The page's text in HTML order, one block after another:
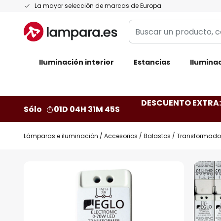
La mayor selección de marcas de Europa
Ir
contenido
Buscar
un
categoría,
Iluminación interior Estancias
Sólo 01D 04H 31M 44S
DESCUENTO
Lámparas e iluminación Accesorios Balastos